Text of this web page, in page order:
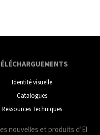
Identité visuelle
Catalogues
Ressources Techniques
nouvelles et produits d’El